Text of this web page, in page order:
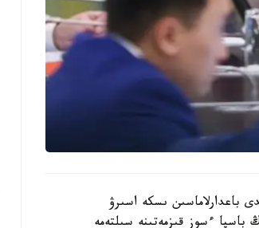
باعدارلاماسىن ىسكە اسىرۋ
باسپا ءسوز قىزمەتىنە سىلتەمە